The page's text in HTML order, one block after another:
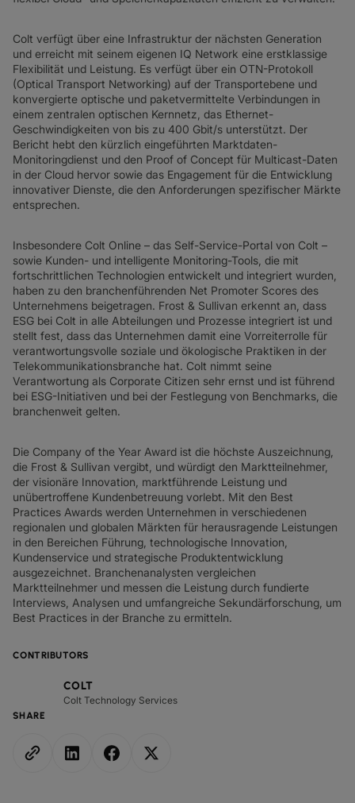
CONTRIBUTORS
COLT
Colt Technology Services
SHARE
Colt verfügt über eine Infrastruktur der nächsten Generation
und erreicht mit seinem eigenen IQ Network eine erstklassige
Flexibilität und Leistung. Es verfügt über ein OTN-Protokoll
(Optical Transport Networking) auf der Transportebene und
konvergierte optische und paketvermittelte Verbindungen in
einem zentralen optischen Kernnetz, das Ethernet-
Geschwindigkeiten von bis zu 400 Gbit/s unterstützt. Der
Bericht hebt den kürzlich eingeführten Marktdaten-
Monitoringdienst und den Proof of Concept für Multicast-Daten
in der Cloud hervor sowie das Engagement für die Entwicklung
innovativer Dienste, die den Anforderungen spezifischer Märkte
entsprechen.
Insbesondere Colt Online – das Self-Service-Portal von Colt –
sowie Kunden- und intelligente Monitoring-Tools, die mit
fortschrittlichen Technologien entwickelt und integriert wurden,
haben zu den branchenführenden Net Promoter Scores des
Unternehmens beigetragen. Frost & Sullivan erkennt an, dass
ESG bei Colt in alle Abteilungen und Prozesse integriert ist und
stellt fest, dass das Unternehmen damit eine Vorreiterrolle für
verantwortungsvolle soziale und ökologische Praktiken in der
Telekommunikationsbranche hat. Colt nimmt seine
Verantwortung als Corporate Citizen sehr ernst und ist führend
bei ESG-Initiativen und bei der Festlegung von Benchmarks, die
branchenweit gelten.
Die Company of the Year Award ist die höchste Auszeichnung,
die Frost & Sullivan vergibt, und würdigt den Marktteilnehmer,
der visionäre Innovation, marktführende Leistung und
unübertroffene Kundenbetreuung vorlebt. Mit den Best
Practices Awards werden Unternehmen in verschiedenen
regionalen und globalen Märkten für herausragende Leistungen
in den Bereichen Führung, technologische Innovation,
Kundenservice und strategische Produktentwicklung
ausgezeichnet. Branchenanalysten vergleichen
Marktteilnehmer und messen die Leistung durch fundierte
Interviews, Analysen und umfangreiche Sekundärforschung, um
Best Practices in der Branche zu ermitteln.